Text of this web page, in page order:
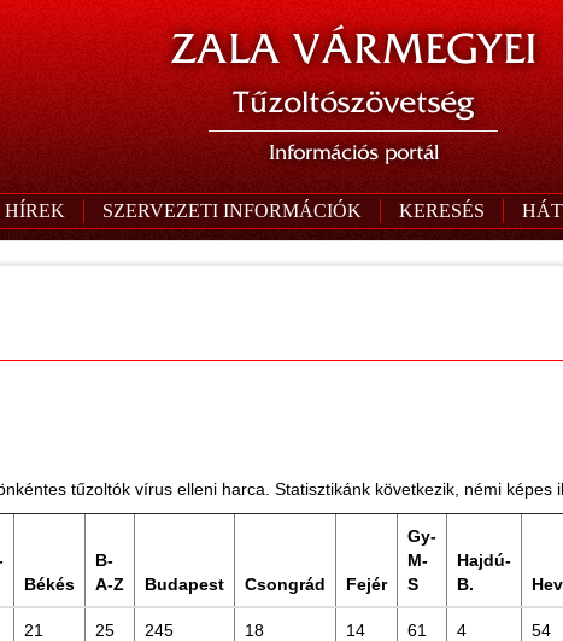
ZALA VÁRMEGYEI
Tűzoltószövetség
Információs portál
HÍREK SZERVEZETI INFORMÁCIÓK KERESÉS
tűzoltók vírus elleni harca. Statisztikánk következik, némi képes
Békés
B-
A-Z
Budapest Csongrád Fejér
Gy-
M-
S
Hajdú-
B.
21 25 245 18 14 61 4 54